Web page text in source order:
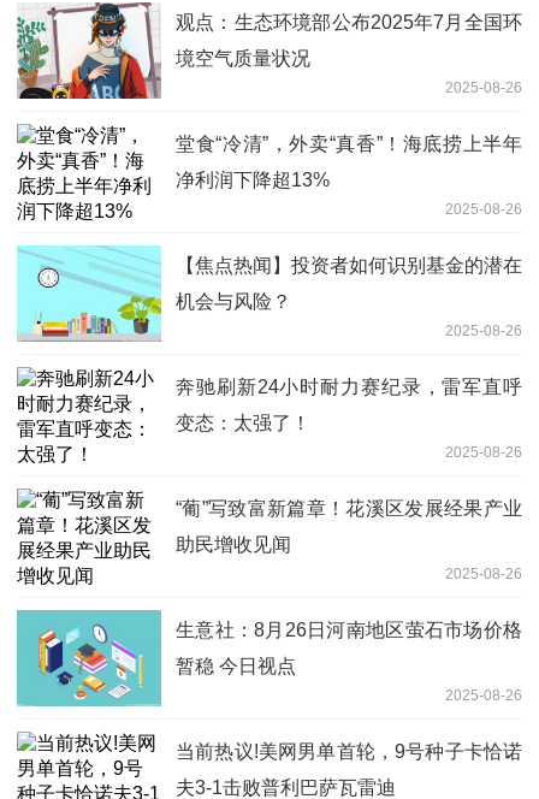
观点：生态环境部公布2025年7月全国环
境空气质量状况
2025-08-26
堂食“冷清”，外卖“真香”！海底捞上半年
净利润下降超13%
2025-08-26
【焦点热闻】投资者如何识别基金的潜在
机会与风险？
2025-08-26
奔驰刷新24小时耐力赛纪录，雷军直呼
变态：太强了！
2025-08-26
“葡”写致富新篇章！花溪区发展经果产业
助民增收见闻
2025-08-26
生意社：8月26日河南地区萤石市场价格
暂稳 今日视点
2025-08-26
当前热议!美网男单首轮，9号种子卡恰诺
夫3-1击败普利巴萨瓦雷迪